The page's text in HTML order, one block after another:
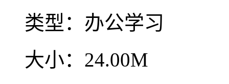
类型： 办公学习
大小： 24.00M